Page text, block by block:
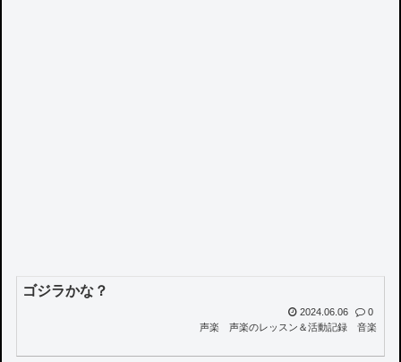
ゴジラかな？
2024.06.06
0
声楽
声楽のレッスン＆活動記録 音楽